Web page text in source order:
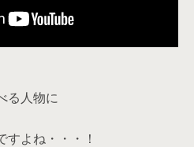
る人物に
すよね・・・！